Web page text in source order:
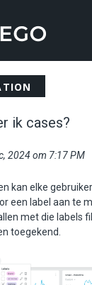
ik cases?
2024 om 7:17 PM
kan elke
een label aan te
met die labels
toegekend.